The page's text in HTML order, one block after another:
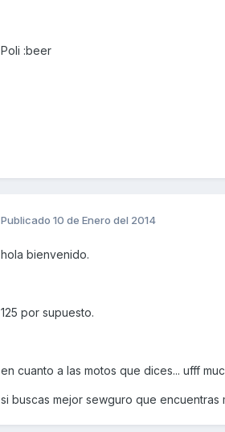
Poli :beer
Publicado 10 de Enero del 2014
hola bienvenido.
125 por supuesto.
en cuanto a las motos que dices... ufff
si buscas mejor sewguro que encuentras